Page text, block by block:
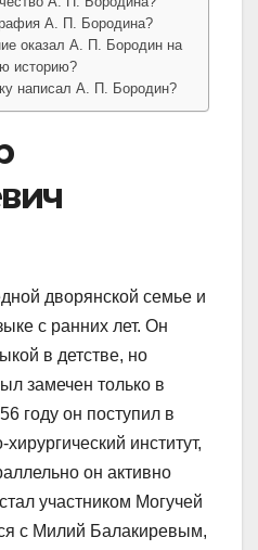
А. П. Бородина?
оказал А. П. Бородин на
историю?
написал А. П. Бородин?
дворянской семье и
с ранних лет. Он
в детстве, но
замечен только в
году он поступил в
институт,
он активно
участником Могучей
с Милий Балакиревым,